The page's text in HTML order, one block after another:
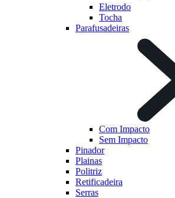
Eletrodo
Tocha
Parafusadeiras
Com Impacto
Sem Impacto
Pinador
Plainas
Politriz
Retificadeira
Serras